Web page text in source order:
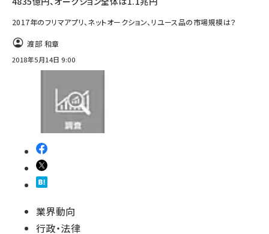
2017年のフリマアプリ、ネットオークション、リユース品の市場規模は？
渡部 和章
2018年5月14日 9:00
業界動向
行政・法律